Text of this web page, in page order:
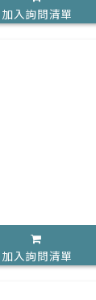
加入詢問清單
加入詢問清單